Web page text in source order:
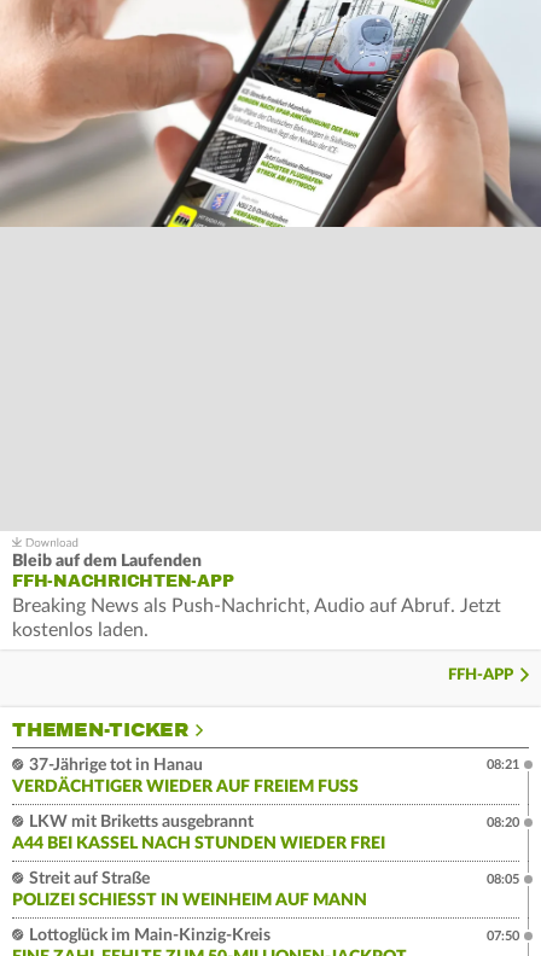
Bleib auf dem Laufenden
FFH-NACHRICHTEN-APP
Breaking News als Push-Nachricht, Audio auf Abruf. Jetzt
kostenlos laden.
FFH-APP
THEMEN-TICKER
37-Jährige tot in Hanau
VERDÄCHTIGER WIEDER AUF FREIEM FUSS
08:21
LKW mit Briketts ausgebrannt
A44 BEI KASSEL NACH STUNDEN WIEDER FREI
08:20
Streit auf Straße
POLIZEI SCHIESST IN WEINHEIM AUF MANN
08:05
Lottoglück im Main-Kinzig-Kreis
07:50